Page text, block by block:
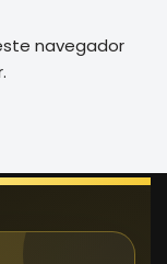
navegador